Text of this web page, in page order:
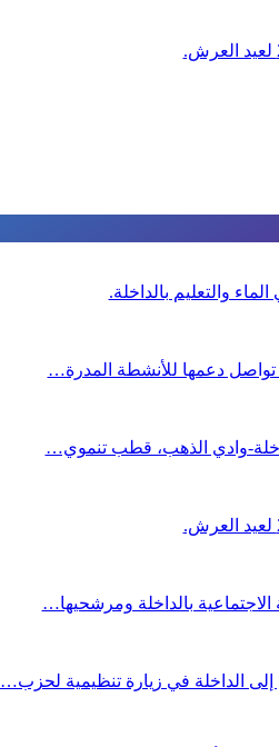
والتعليم بالداخلة.
تواصل دعمها للأنشطة المدرة…
وادي الذهب، قطب تنموي…
بالداخلة ومرشحيها…
الداخلة في زيارة تنظيمية لحزب…